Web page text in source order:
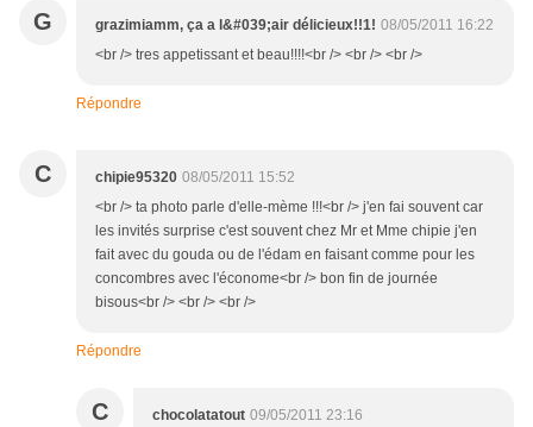
G grazimiamm, ça a l&#039;air délicieux!!1! 08/05/2011 16:22
<br /> tres appetissant et beau!!!!<br /> <br /> <br />
Répondre
C chipie95320 08/05/2011 15:52
<br /> ta photo parle d'elle-mème !!!<br /> j'en fai souvent car
les invités surprise c'est souvent chez Mr et Mme chipie j'en
fait avec du gouda ou de l'édam en faisant comme pour les
concombres avec l'économe<br /> bon fin de journée
bisous<br /> <br /> <br />
Répondre
C chocolatatout 09/05/2011 23:16